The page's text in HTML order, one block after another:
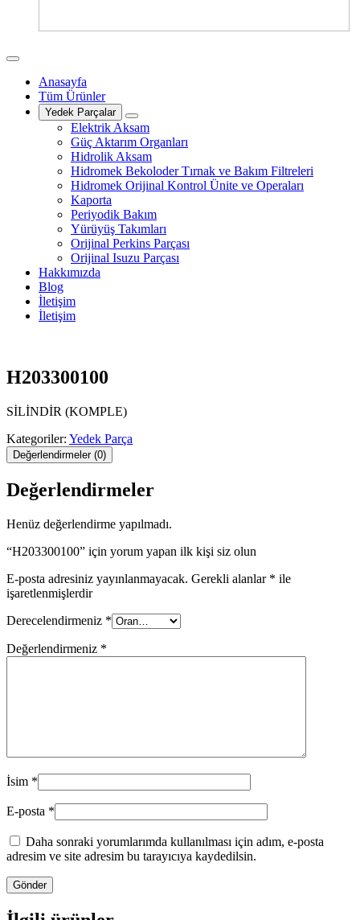
Anasayfa
Tüm Ürünler
Yedek Parçalar
Elektrik Aksam
Güç Aktarım Organları
Hidrolik Aksam
Hidromek Bekoloder Tırnak ve Bakım Filtreleri
Hidromek Orijinal Kontrol Ünite ve Operaları
Kaporta
Periyodik Bakım
Yürüyüş Takımları
Orijinal Perkins Parçası
Orijinal Isuzu Parçası
Hakkımızda
Blog
İletişim
İletişim
H203300100
SİLİNDİR (KOMPLE)
Kategoriler: Yedek Parça
Değerlendirmeler (0)
Değerlendirmeler
Henüz değerlendirme yapılmadı.
“H203300100” için yorum yapan ilk kişi siz olun
E-posta adresiniz yayınlanmayacak. Gerekli alanlar * ile
işaretlenmişlerdir
Derecelendirmeniz *
Değerlendirmeniz *
İsim *
E-posta *
Daha sonraki yorumlarımda kullanılması için adım, e-posta
adresim ve site adresim bu tarayıcıya kaydedilsin.